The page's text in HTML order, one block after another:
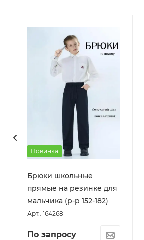
Новинка
Брюки школьные
прямые на резинке для
мальчика (р-р 152-182)
Арт.: 164268
По запросу